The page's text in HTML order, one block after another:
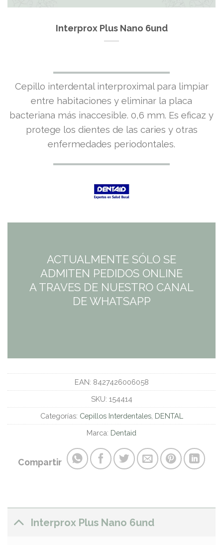
Interprox Plus Nano 6und
El
precio
original
era:
6,50€.
El
precio
actual
es:
6,50€.
Cepillo interdental interproximal para limpiar
entre habitaciones y eliminar la placa
bacteriana más inaccesible. 0,6 mm. Es eficaz y
protege los dientes de las caries y otras
enfermedades periodontales.
ACTUALMENTE SÓLO SE
ADMITEN PEDIDOS ONLINE
A TRAVES DE NUESTRO CANAL
DE WHATSAPP
EAN: 8427426006058
SKU: 154414
Categorías: Cepillos Interdentales, DENTAL
Marca: Dentaid
Compartir
Interprox Plus Nano 6und